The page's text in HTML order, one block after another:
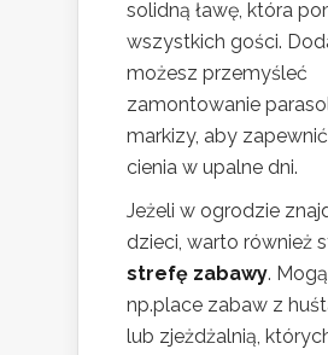
solidną ławę, która
wszystkich gości.
możesz przemyśleć
zamontowanie
markizy, aby
cienia w upalne dni.
Jeżeli w ogrodzie
dzieci, warto również
strefę zabawy.
np.place zabaw z
lub zjeżdżalnią,